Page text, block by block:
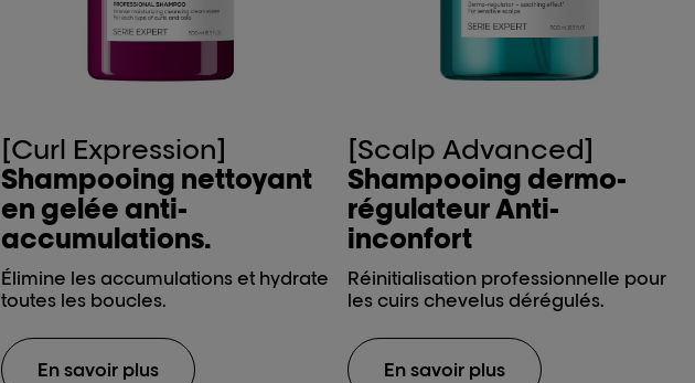
[Curl Expression]
Shampooing nettoyant
en gelée anti-
accumulations.
Élimine les accumulations et hydrate
toutes les boucles.
En savoir plus
[Scalp Advanced]
Shampooing dermo-
régulateur Anti-
inconfort
Réinitialisation professionnelle pour
les cuirs chevelus dérégulés.
En savoir plus